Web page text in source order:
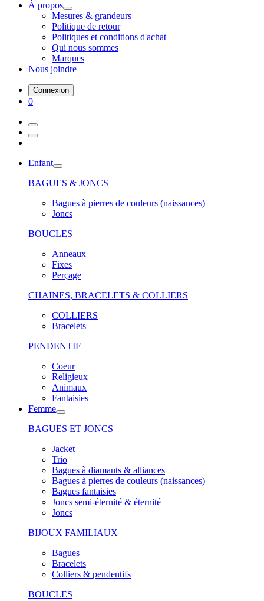
À propos
Mesures & grandeurs
Politique de retour
Politiques et conditions d'achat
Qui nous sommes
Marques
Nous joindre
Connexion
0
Enfant
BAGUES & JONCS
Bagues à pierres de couleurs (naissances)
Joncs
BOUCLES
Anneaux
Fixes
Perçage
CHAINES, BRACELETS & COLLIERS
COLLIERS
Bracelets
PENDENTIF
Coeur
Religieux
Animaux
Fantaisies
Femme
BAGUES ET JONCS
Jacket
Trio
Bagues à diamants & alliances
Bagues à pierres de couleurs (naissances)
Bagues fantaisies
Joncs semi-éternité & éternité
Joncs
BIJOUX FAMILIAUX
Bagues
Bracelets
Colliers & pendentifs
BOUCLES